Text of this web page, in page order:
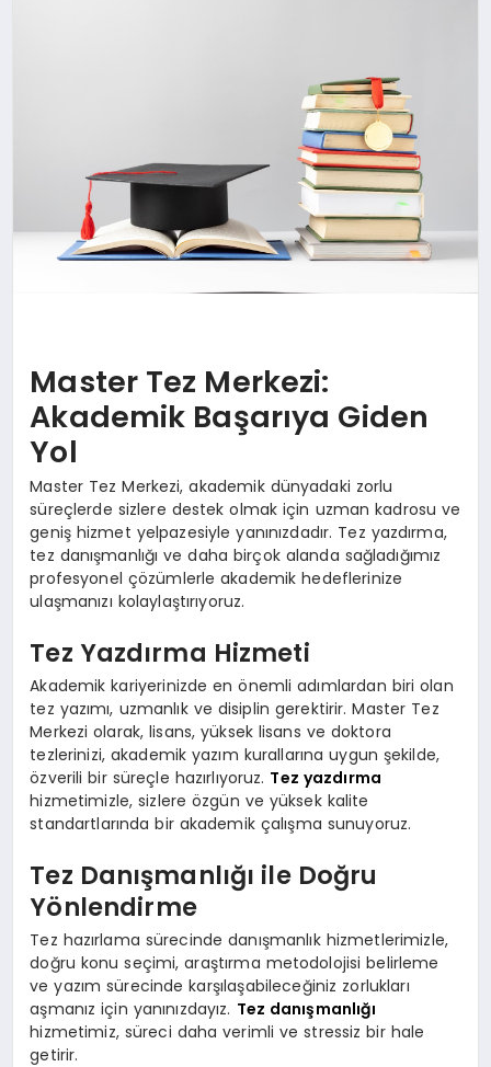
TEKNOLOJI
Master Tez Merkezi:
Akademik Başarıya Giden
Yol
Master Tez Merkezi, akademik dünyadaki zorlu
süreçlerde sizlere destek olmak için uzman kadrosu ve
geniş hizmet yelpazesiyle yanınızdadır. Tez yazdırma,
tez danışmanlığı ve daha birçok alanda sağladığımız
profesyonel çözümlerle akademik hedeflerinize
ulaşmanızı kolaylaştırıyoruz.
Tez Yazdırma Hizmeti
Akademik kariyerinizde en önemli adımlardan biri olan
tez yazımı, uzmanlık ve disiplin gerektirir. Master Tez
Merkezi olarak, lisans, yüksek lisans ve doktora
tezlerinizi, akademik yazım kurallarına uygun şekilde,
özverili bir süreçle hazırlıyoruz. Tez yazdırma
hizmetimizle, sizlere özgün ve yüksek kalite
standartlarında bir akademik çalışma sunuyoruz.
Tez Danışmanlığı ile Doğru
Yönlendirme
Tez hazırlama sürecinde danışmanlık hizmetlerimizle,
doğru konu seçimi, araştırma metodolojisi belirleme
ve yazım sürecinde karşılaşabileceğiniz zorlukları
aşmanız için yanınızdayız. Tez danışmanlığı
hizmetimiz, süreci daha verimli ve stressiz bir hale
getirir.